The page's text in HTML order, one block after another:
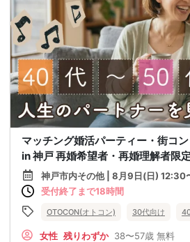
マッチング婚活パーティー・街コ
in 神戸 再婚希望者・再婚理解者限
神戸市内その他 | 8月9日(日) 12:30
受付終了まで18時間
OTOCON(オトコン) 30代向け
女性 残りわずか 38〜57歳 無料